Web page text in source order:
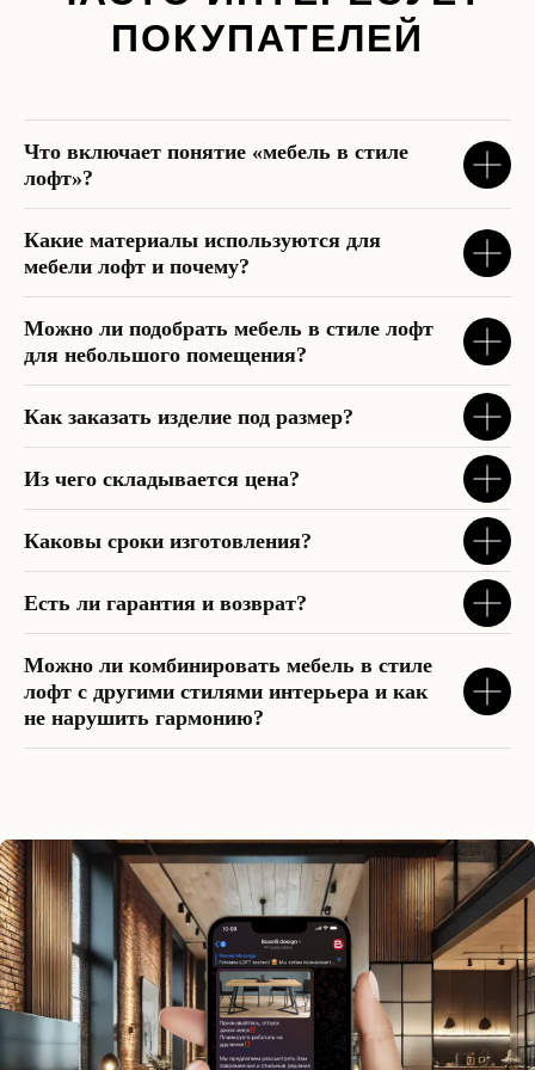
ПОКУПАТЕЛЕЙ
Что включает понятие «мебель в стиле
лофт»?
Какие материалы используются для
мебели лофт и почему?
Можно ли подобрать мебель в стиле лофт
для небольшого помещения?
Как заказать изделие под размер?
Из чего складывается цена?
Каковы сроки изготовления?
Есть ли гарантия и возврат?
Можно ли комбинировать мебель в стиле
лофт с другими стилями интерьера и как
не нарушить гармонию?
Контакты
+7 495 128-86-26
zakaz@bocelli.ru
Наше производство:
Мытищи, Коминтерна
17
Время работы:
Будни: 10:00 - 19:00
Воскресенье: выходной
Реквизиты:
ИП Егорова А. В.
ИНН 770401934763